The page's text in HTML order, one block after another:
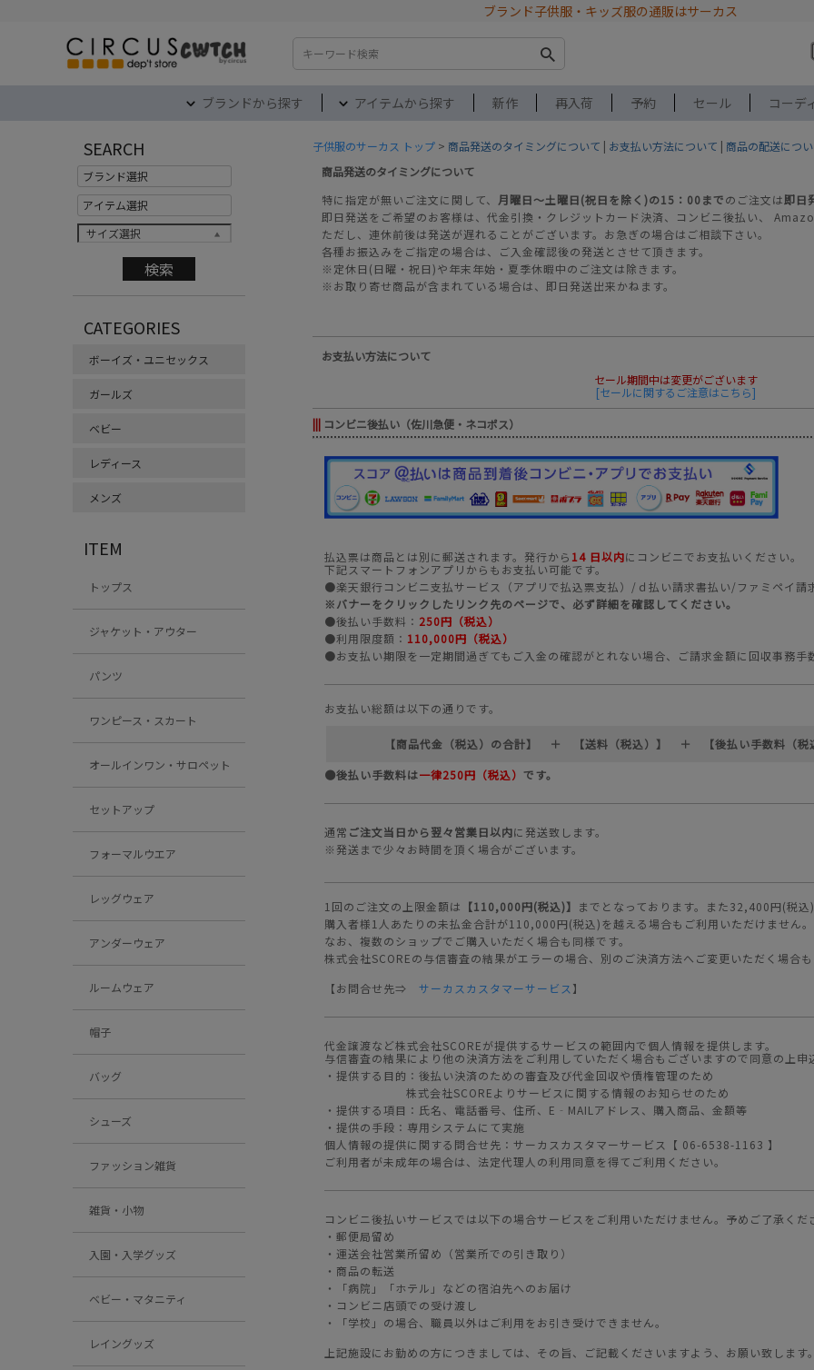
ブランド子供服・キッズ服の通販はサーカス
検索
ブランドから探す アイテムから探す 新作 再入荷 予約 セール コーデ
SEARCH
サイズ選択
CATEGORIES
ボーイズ・ユニセックス
ガールズ
ベビー
レディース
メンズ
ITEM
トップス
ジャケット・アウター
パンツ
ワンピース・スカート
オールインワン・サロペット
セットアップ
フォーマルウエア
レッグウェア
アンダーウェア
ルームウェア
帽子
バッグ
シューズ
ファッション雑貨
雑貨・小物
入園・入学グッズ
ベビー・マタニティ
レイングッズ
子供服のサーカス トップ > 商品発送のタイミングについて | お支払い方法について | 商品の配送につ
商品発送のタイミングについて
特に指定が無いご注文に関して、 月曜日～土曜日(祝日を除く)の15：00までのご注文は即日
即日発送をご希望のお客様は、代金引換・クレジットカード決済、コンビニ後払い、
ただし、連休前後は発送が遅れることがございます。お急ぎの場合はご相談下さい。
各種お振込みをご指定の場合は、ご入金確認後の発送とさせて頂きます。
※定休日(日曜・祝日)や年末年始・夏季休暇中のご注文は除きます。
※お取り寄せ商品が含まれている場合は、即日発送出来かねます。
お支払い方法について
セール期間中は変更がございます
[セールに関するご注意はこちら]
||| コンビニ後払い（佐川急便・ネコポス）
払込票は商品とは別に郵送されます。発行から 14 日以内にコンビニでお支払いください。
下記スマートフォンアプリからもお支払い可能です。
●楽天銀行コンビニ支払サービス（アプリで払込票支払）/ｄ払い請求書払い/ファミペイ請
※バナーをクリックしたリンク先のページで、必ず詳細を確認してください。
●後払い手数料： 250円（税込）
●利用限度額： 110,000円（税込）
●お支払い期限を一定期間過ぎてもご入金の確認がとれない場合、ご請求金額に回収事務
お支払い総額は以下の通りです。
【商品代金（税込）の合計】 ＋ 【送料（税込）】 ＋ 【後払い手数料（税
●後払い手数料は一律250円（税込） です。
通常 ご注文当日から翌々営業日以内に発送致します。
※発送まで少々お時間を頂く場合がございます。
1回のご注文の上限金額は 【110,000円(税込)】 までとなっております。また32,400円(税込
購入者様1人あたりの未払金合計が110,000円(税込)を越える場合もご利用いただけません。
なお、複数のショップでご購入いただく場合も同様です。
株式会社SCOREの与信審査の結果がエラーの場合、別のご決済方法へご変更いただく場合も
【お問合せ先⇒ サーカスカスタマーサービス 】
代金譲渡など株式会社SCOREが提供するサービスの範囲内で個人情報を提供します。
与信審査の結果により他の決済方法をご利用していただく場合もございますので同意の上申
・提供する目的：後払い決済のための審査及び代金回収や債権管理のため
株式会社SCOREよりサービスに関する情報のお知らせのため
・提供する項目：氏名、電話番号、住所、E‐MAILアドレス、購入商品、金額等
・提供の手段：専用システムにて実施
個人情報の提供に関する問合せ先：サーカスカスタマーサービス【 06-6538-1163 】
ご利用者が未成年の場合は、法定代理人の利用同意を得てご利用ください。
コンビニ後払いサービスでは以下の場合サービスをご利用いただけません。予めご了承くだ
・郵便局留め
・運送会社営業所留め（営業所での引き取り）
・商品の転送
・「病院」「ホテル」などの宿泊先へのお届け
・コンビニ店頭での受け渡し
・「学校」の場合、職員以外はご利用をお引き受けできません。
上記施設にお勤めの方につきましては、その旨、ご記載くださいますよう、お願い致します。